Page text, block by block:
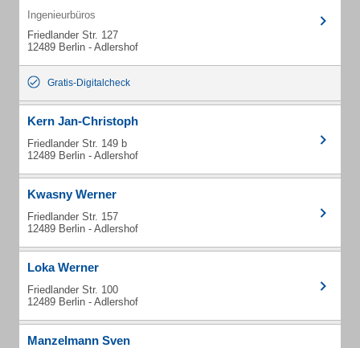
Ingenieurbüros
Friedlander Str. 127
12489 Berlin - Adlershof
Gratis-Digitalcheck
Kern Jan-Christoph
Friedlander Str. 149 b
12489 Berlin - Adlershof
Kwasny Werner
Friedlander Str. 157
12489 Berlin - Adlershof
Loka Werner
Friedlander Str. 100
12489 Berlin - Adlershof
Manzelmann Sven